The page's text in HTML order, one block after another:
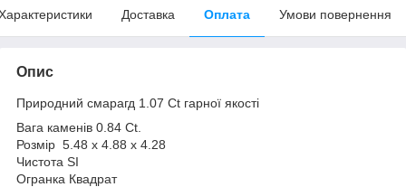
Доставка Оплата Умови повернення
Опис
Природний смарагд 1.07 Сt гарної якості
Вага каменів 0.84 Сt.
Розмір 5.48 x 4.88 x 4.28
Чистота SI
Огранка Квадрат